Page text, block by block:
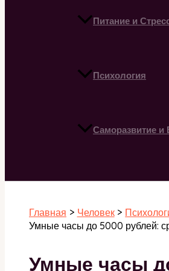
Питание и
Психология
Саморазвитие и
Главная Человек
Умные часы до 5000 рублей:
Умные часы